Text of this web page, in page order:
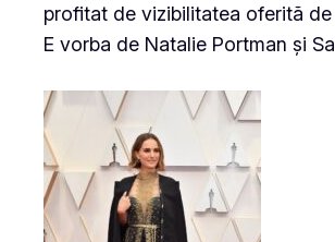
profitat de vizibilitatea oferită
E vorba de Natalie Portman și